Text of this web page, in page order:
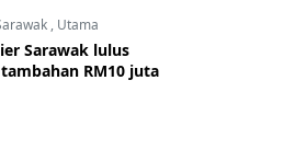
, Utama
Sarawak lulus
RM10 juta